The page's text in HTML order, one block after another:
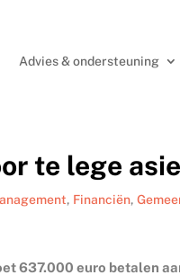
Advies & ondersteuning
te lege
, Financiën,
637.000 euro betalen